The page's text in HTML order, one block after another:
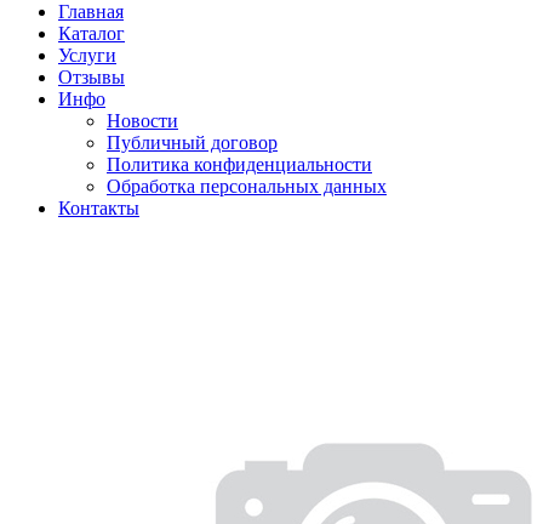
Главная
Каталог
Услуги
Отзывы
Инфо
Новости
Публичный договор
Политика конфиденциальности
Обработка персональных данных
Контакты